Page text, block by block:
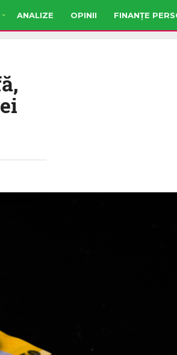
ANALIZE OPINII FINANȚE